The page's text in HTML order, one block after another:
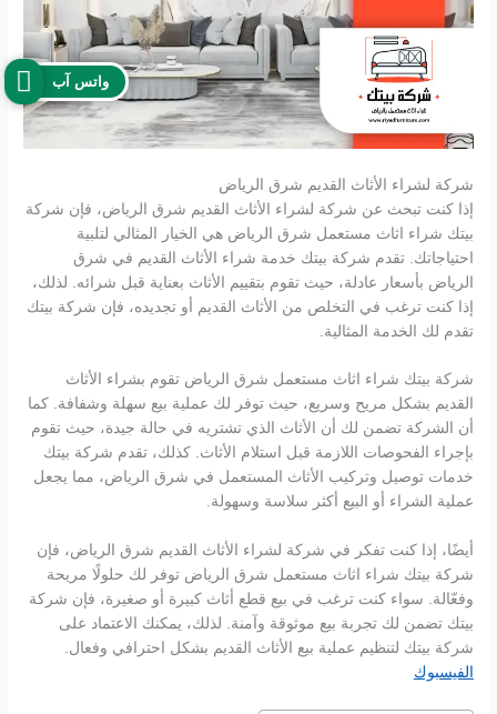
شركة لشراء الأثاث القديم شرق الرياض
إذا كنت تبحث عن شركة لشراء الأثاث القديم شرق الرياض، فإن شركة
بيتك شراء اثاث مستعمل شرق الرياض هي الخيار المثالي لتلبية
احتياجاتك. تقدم شركة بيتك خدمة شراء الأثاث القديم في شرق
الرياض بأسعار عادلة، حيث تقوم بتقييم الأثاث بعناية قبل شرائه. لذلك،
إذا كنت ترغب في التخلص من الأثاث القديم أو تجديده، فإن شركة بيتك
تقدم لك الخدمة المثالية.
شركة بيتك شراء اثاث مستعمل شرق الرياض تقوم بشراء الأثاث
القديم بشكل مريح وسريع، حيث توفر لك عملية بيع سهلة وشفافة. كما
أن الشركة تضمن لك أن الأثاث الذي تشتريه في حالة جيدة، حيث تقوم
بإجراء الفحوصات اللازمة قبل استلام الأثاث. كذلك، تقدم شركة بيتك
خدمات توصيل وتركيب الأثاث المستعمل في شرق الرياض، مما يجعل
عملية الشراء أو البيع أكثر سلاسة وسهولة.
أيضًا، إذا كنت تفكر في شركة لشراء الأثاث القديم شرق الرياض، فإن
شركة بيتك شراء اثاث مستعمل شرق الرياض توفر لك حلولًا مريحة
وفعّالة. سواء كنت ترغب في بيع قطع أثاث كبيرة أو صغيرة، فإن شركة
بيتك تضمن لك تجربة بيع موثوقة وآمنة. لذلك، يمكنك الاعتماد على
شركة بيتك لتنظيم عملية بيع الأثاث القديم بشكل احترافي وفعال.
الفيسبوك
واتس آب